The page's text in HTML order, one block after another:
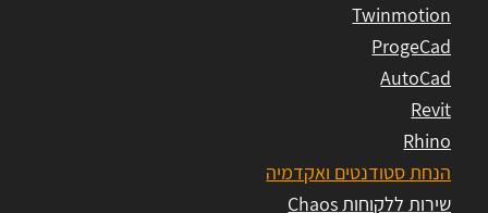
Twinmotion
ProgeCad
AutoCad
Revit
Rhino
הנחת סטודנטים ואקדמיה
שירות ללקוחות Chaos